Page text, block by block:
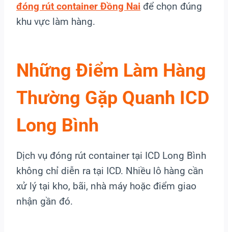
đóng rút container Đồng Nai để chọn đúng
khu vực làm hàng.
Những Điểm Làm Hàng
Thường Gặp Quanh ICD
Long Bình
Dịch vụ đóng rút container tại ICD Long Bình
không chỉ diễn ra tại ICD. Nhiều lô hàng cần
xử lý tại kho, bãi, nhà máy hoặc điểm giao
nhận gần đó.